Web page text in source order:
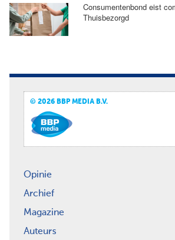
Consumentenbond eist
Thuisbezorgd
© 2026 BBP MEDIA B.V.
Opinie
Archief
Magazine
Auteurs